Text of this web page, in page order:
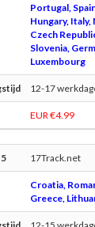
Portugal,
Hungary, Italy,
Czech
Slovenia,
Luxembourg
12-17
EUR €4.99
17Track.net
Croatia,
Greece,